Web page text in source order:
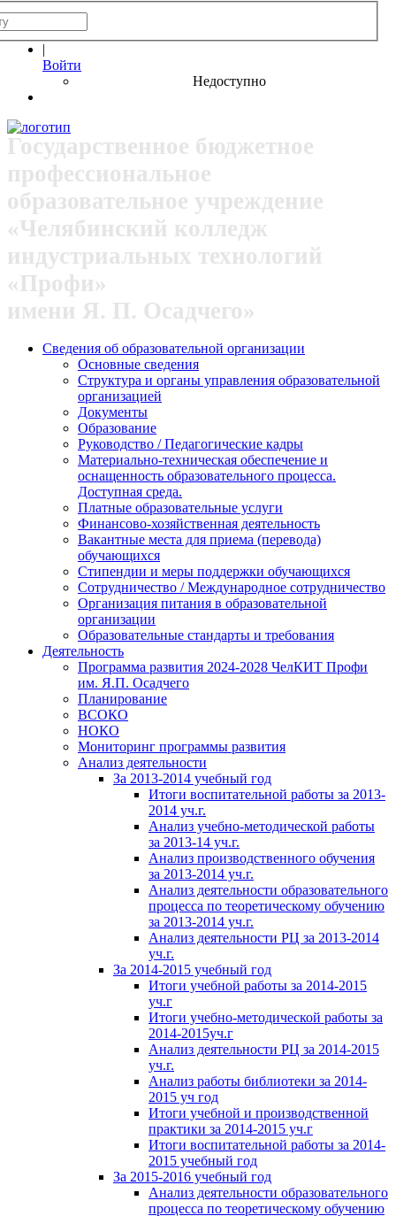
|
Войти
Недоступно
Государственное бюджетное
профессиональное
образовательное учреждение
«Челябинский колледж
индустриальных технологий
«Профи»
имени Я. П. Осадчего»
Сведения об образовательной организации
Основные сведения
Структура и органы управления образовательной
организацией
Документы
Образование
Руководство / Педагогические кадры
Материально-техническая обеспечение и
оснащенность образовательного процесса.
Доступная среда.
Платные образовательные услуги
Финансово-хозяйственная деятельность
Вакантные места для приема (перевода)
обучающихся
Стипендии и меры поддержки обучающихся
Сотрудничество / Международное сотрудничество
Организация питания в образовательной
организации
Образовательные стандарты и требования
Деятельность
Программа развития 2024-2028 ЧелКИТ Профи
им. Я.П. Осадчего
Планирование
ВСОКО
НОКО
Мониторинг программы развития
Анализ деятельности
За 2013-2014 учебный год
Итоги воспитательной работы за 2013-
2014 уч.г.
Анализ учебно-методической работы
за 2013-14 уч.г.
Анализ производственного обучения
за 2013-2014 уч.г.
Анализ деятельности образовательного
процесса по теоретическому обучению
за 2013-2014 уч.г.
Анализ деятельности РЦ за 2013-2014
уч.г.
За 2014-2015 учебный год
Итоги учебной работы за 2014-2015
уч.г
Итоги учебно-методической работы за
2014-2015уч.г
Анализ деятельности РЦ за 2014-2015
уч.г.
Анализ работы библиотеки за 2014-
2015 уч год
Итоги учебной и производственной
практики за 2014-2015 уч.г
Итоги воспитательной работы за 2014-
2015 учебный год
За 2015-2016 учебный год
Анализ деятельности образовательного
процесса по теоретическому обучению